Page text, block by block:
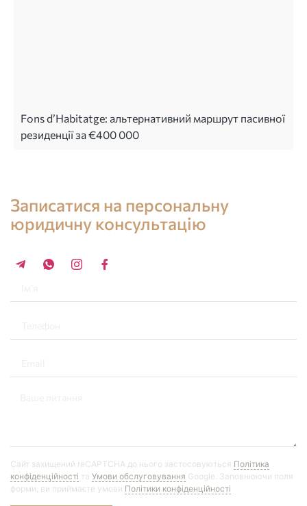
Fons d’Habitatge: альтернативний маршрут пасивної
резиденції за €400 000
Записатися на персональну
юридичну консультацію
Сайт захищений reCAPTCHA до нього застосовуються Політика
конфіденційності та Умови обслуговування Google. Заповнюючи поля
форми, ви приймаєте умови Політики конфіденційності